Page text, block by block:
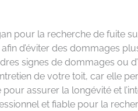
pour la recherche de fuite
d’éviter des dommages
signes de dommages ou
de votre toit, car elle
assurer la longévité et
et fiable pour la